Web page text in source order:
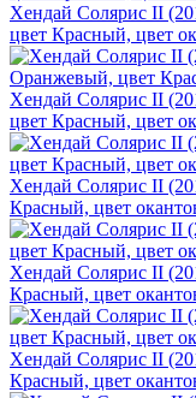
Хендай Солярис II
цвет Красный, цвет
Хендай Солярис II
цвет Красный, цвет
Хендай Солярис II
Красный, цвет
Хендай Солярис II
Красный, цвет
Хендай Солярис II
Красный, цвет